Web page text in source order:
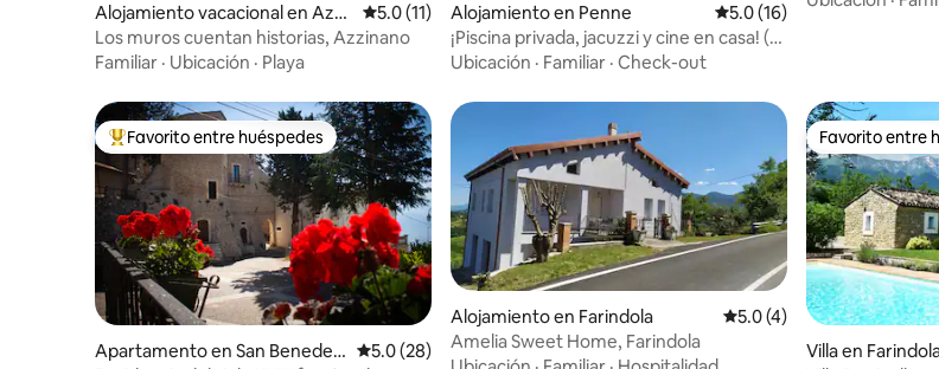
Alojamiento vacacional en Azzi
nano
Calificación promedio: 5.0 de 5, 11 reseñas
5.0 (11)
Los muros cuentan historias, Azzinano
Familiar · Ubicación · Playa
Alojamiento en Penne Calificación promedio: 5.0
5.0 (16)
¡Piscina privada, jacuzzi y cine en casa! (3
dormitorios)
Ubicación · Familiar · Check-out
Favorito entre huéspedes preferido
Favorito entre huéspedes
Apartamento en San Benedett Calificación promedio: 5.0 de 5, 28 reseñas
5.0 (28)
Alojamiento en Farindola Calificación promedio: 5.0
5.0 (4)
Amelia Sweet Home, Farindola
Favorito entre
Favorito entre
Villa en